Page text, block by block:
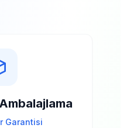
Garantisi